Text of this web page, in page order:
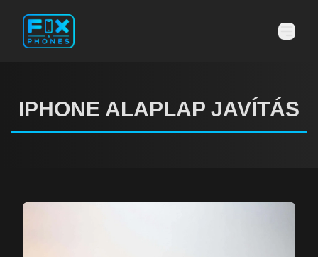
IPHONE ALAPLAP JAVÍTÁS